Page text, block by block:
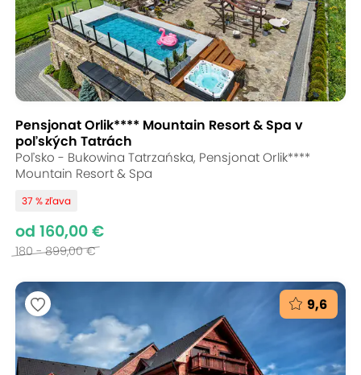
Pensjonat Orlik**** Mountain Resort & Spa v
poľských Tatrách
Poľsko - Bukowina Tatrzańska, Pensjonat Orlik****
Mountain Resort & Spa
37 % zľava
od 160,00 €
180 - 899,00 €
9,6